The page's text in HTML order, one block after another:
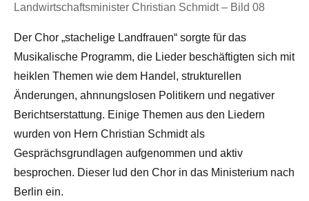
Landwirtschaftsminister Christian Schmidt – Bild 08
Der Chor „stachelige Landfrauen“ sorgte für das
Musikalische Programm, die Lieder beschäftigten sich mit
heiklen Themen wie dem Handel, strukturellen
Änderungen, ahnnungslosen Politikern und negativer
Berichtserstattung. Einige Themen aus den Liedern
wurden von Hern Christian Schmidt als
Gesprächsgrundlagen aufgenommen und aktiv
besprochen. Dieser lud den Chor in das Ministerium nach
Berlin ein.